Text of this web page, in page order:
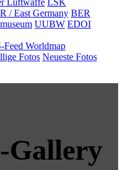
Luftwaffe LSK
/ East Germany BER
UUBW EDOI
Feed Worldmap
Fotos Neueste Fotos
Gallery